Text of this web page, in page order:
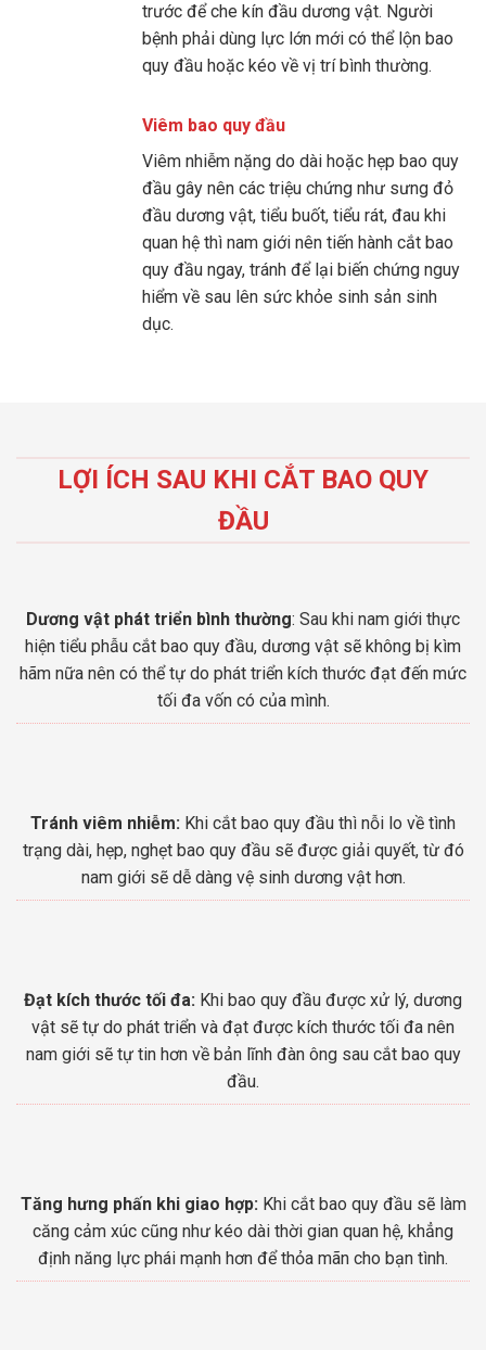
trước để che kín đầu dương vật. Người
bệnh phải dùng lực lớn mới có thể lộn bao
quy đầu hoặc kéo về vị trí bình thường.
Viêm bao quy đầu
Viêm nhiễm nặng do dài hoặc hẹp bao quy
đầu gây nên các triệu chứng như sưng đỏ
đầu dương vật, tiểu buốt, tiểu rát, đau khi
quan hệ thì nam giới nên tiến hành cắt bao
quy đầu ngay, tránh để lại biến chứng nguy
hiểm về sau lên sức khỏe sinh sản sinh
dục.
LỢI ÍCH SAU KHI CẮT BAO QUY
ĐẦU
Dương vật phát triển bình thường: Sau khi nam giới thực
hiện tiểu phẫu cắt bao quy đầu, dương vật sẽ không bị kìm
hãm nữa nên có thể tự do phát triển kích thước đạt đến mức
tối đa vốn có của mình.
Tránh viêm nhiễm: Khi cắt bao quy đầu thì nỗi lo về tình
trạng dài, hẹp, nghẹt bao quy đầu sẽ được giải quyết, từ đó
nam giới sẽ dễ dàng vệ sinh dương vật hơn.
Đạt kích thước tối đa: Khi bao quy đầu được xử lý, dương
vật sẽ tự do phát triển và đạt được kích thước tối đa nên
nam giới sẽ tự tin hơn về bản lĩnh đàn ông sau cắt bao quy
đầu.
Tăng hưng phấn khi giao hợp: Khi cắt bao quy đầu sẽ làm
căng cảm xúc cũng như kéo dài thời gian quan hệ, khẳng
định năng lực phái mạnh hơn để thỏa mãn cho bạn tình.